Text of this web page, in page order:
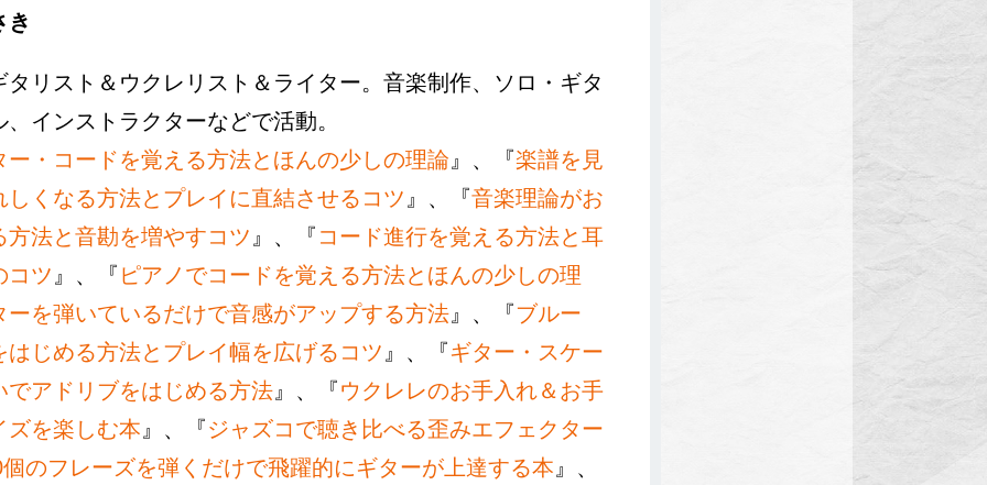
き
タリスト＆ウクレリスト＆ライター。音楽制作、ソロ・ギタ
インストラクターなどで活動。
ー・コードを覚える方法とほんの少しの理論 』、『楽譜を見
しくなる方法とプレイに直結させるコツ 』、『音楽理論がお
方法と音勘を増やすコツ 』、『 コード進行を覚える方法と耳
コツ 』、『 ピアノでコードを覚える方法とほんの少しの理
ーを弾いているだけで音感がアップする方法 』、『ブルー
はじめる方法とプレイ幅を広げるコツ 』、『ギター・スケー
でアドリブをはじめる方法 』、『ウクレレのお手入れ＆お手
ズを楽しむ本 』、『ジャズコで聴き比べる歪みエフェクター
のフレーズを弾くだけで飛躍的にギターが上達する本 』、